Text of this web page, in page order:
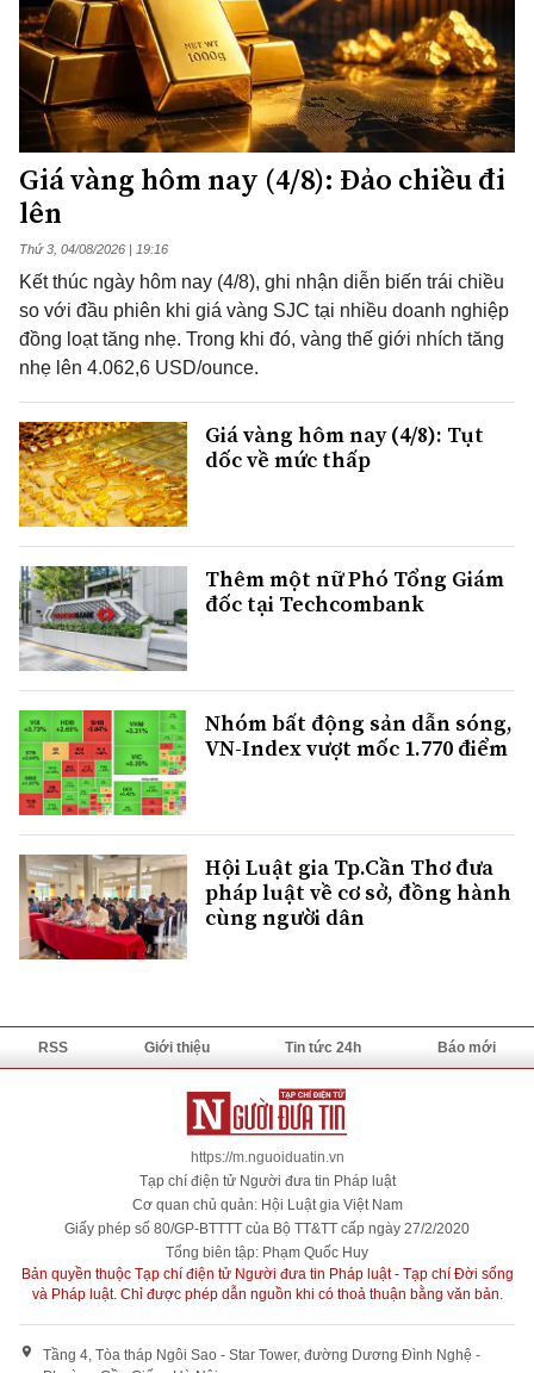
Giá vàng hôm nay (4/8): Đảo chiều đi
lên
Thứ 3, 04/08/2026 | 19:16
Kết thúc ngày hôm nay (4/8), ghi nhận diễn biến trái chiều
so với đầu phiên khi giá vàng SJC tại nhiều doanh nghiệp
đồng loạt tăng nhẹ. Trong khi đó, vàng thế giới nhích tăng
nhẹ lên 4.062,6 USD/ounce.
Giá vàng hôm nay (4/8): Tụt
dốc về mức thấp
Thêm một nữ Phó Tổng Giám
đốc tại Techcombank
Nhóm bất động sản dẫn sóng,
VN-Index vượt mốc 1.770 điểm
Hội Luật gia Tp.Cần Thơ đưa
pháp luật về cơ sở, đồng hành
cùng người dân
RSS Giới thiệu Tin tức 24h Báo mới
https://m.nguoiduatin.vn
Tạp chí điện tử Người đưa tin Pháp luật
Cơ quan chủ quản: Hội Luật gia Việt Nam
Giấy phép số 80/GP-BTTTT của Bộ TT&TT cấp ngày 27/2/2020
Tổng biên tập: Phạm Quốc Huy
Bản quyền thuộc Tạp chí điện tử Người đưa tin Pháp luật - Tạp chí Đời sống
và Pháp luật. Chỉ được phép dẫn nguồn khi có thoả thuận bằng văn bản.
Tầng 4, Tòa tháp Ngôi Sao - Star Tower, đường Dương Đình Nghệ -